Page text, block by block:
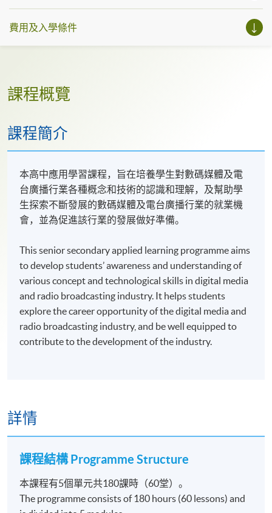
費用及入學條件
課程概覽
課程簡介
本高中應用學習課程，旨在培養學生對數碼媒體及電
台廣播行業各種概念和技術的認識和理解，及幫助學
生探索不斷發展的數碼媒體及電台廣播行業的就業機
會，並為促進該行業的發展做好準備。
This senior secondary applied learning programme aims
to develop students’ awareness and understanding of
various concept and technological skills in digital media
and radio broadcasting industry. It helps students
explore the career opportunity of the digital media and
radio broadcasting industry, and be well equipped to
contribute to the development of the industry.
詳情
課程結構 Programme Structure
本課程有5個單元共180課時（60堂）。
The programme consists of 180 hours (60 lessons) and